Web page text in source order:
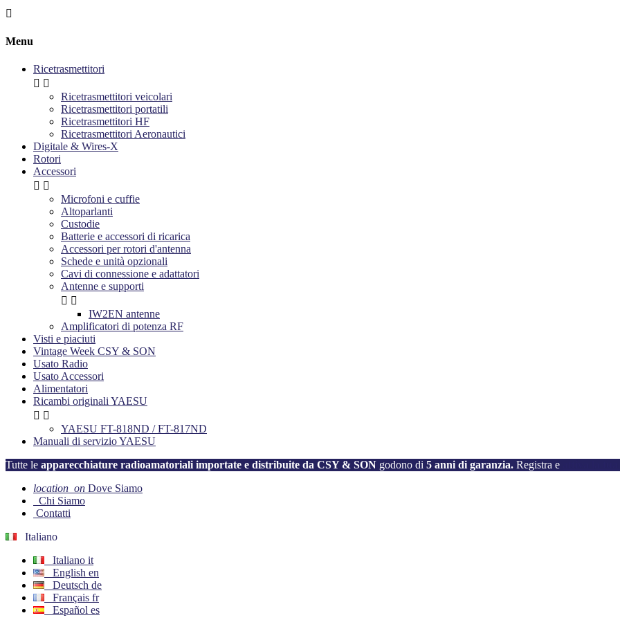

Menu
Ricetrasmettitori
 
Ricetrasmettitori veicolari
Ricetrasmettitori portatili
Ricetrasmettitori HF
Ricetrasmettitori Aeronautici
Digitale & Wires-X
Rotori
Accessori
 
Microfoni e cuffie
Altoparlanti
Custodie
Batterie e accessori di ricarica
Accessori per rotori d'antenna
Schede e unità opzionali
Cavi di connessione e adattatori
Antenne e supporti
 
IW2EN antenne
Amplificatori di potenza RF
Visti e piaciuti
Vintage Week CSY & SON
Usato Radio
Usato Accessori
Alimentatori
Ricambi originali YAESU
 
YAESU FT-818ND / FT-817ND
Manuali di servizio YAESU
Tutte le apparecchiature radioamatoriali importate e distribuite da CSY & SON godono di 5 anni di garanzia. Registra e
location_on Dove Siamo
Chi Siamo
Contatti
Italiano
Italiano it
English en
Deutsch de
Français fr
Español es